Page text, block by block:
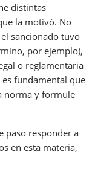
distintas
la motivó. No
sancionado tuvo
por ejemplo),
o reglamentaria
es fundamental que
norma y formule
paso responder a
en esta materia,